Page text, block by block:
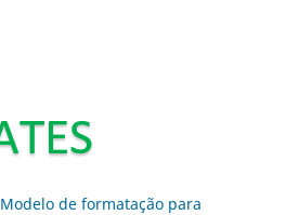
Modelo de formatação para